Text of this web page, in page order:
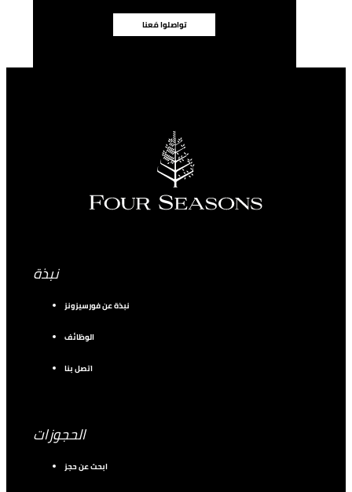
تواصلوا مَعنا
نبذة
نبذة عن فورسيزونز
الوظائف
اتصل بنا
الحجوزات
ابحث عن حجز